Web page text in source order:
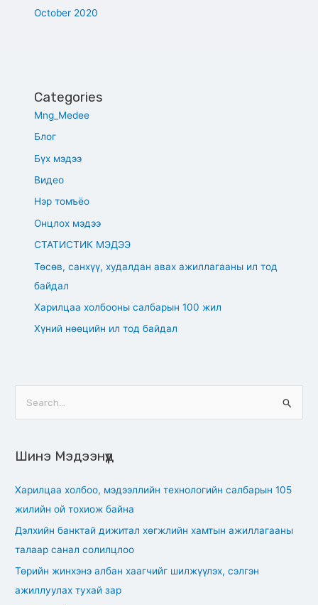
October 2020
Categories
Mng_Medee
Блог
Бүх мэдээ
Видео
Нэр томъёо
Онцлох мэдээ
СТАТИСТИК МЭДЭЭ
Төсөв, санхүү, худалдан авах ажиллагааны ил тод
байдал
Харилцаа холбооны салбарын 100 жил
Хүний нөөцийн ил тод байдал
r
o
:
Шинэ Мэдээнүүд
Харилцаа холбоо, мэдээллийн технологийн салбарын 105
жилийн ой тохиож байна
Дэлхийн банктай дижитал хөгжлийн хамтын ажиллагааны
талаар санал солилцлоо
Төрийн жинхэнэ албан хаагчийг шилжүүлэх, сэлгэн
ажиллуулах тухай зар